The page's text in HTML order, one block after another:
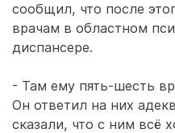
сообщил, что после
врачам в областном
диспансере.
- Там ему пять-шесть
Он ответил на них
сказали, что с ним всё